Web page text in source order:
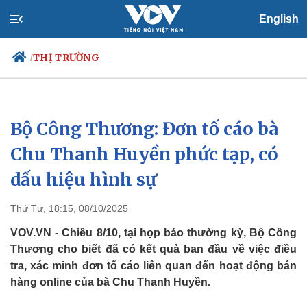
English
/THỊ TRƯỜNG
Chính trị
Đảng
Tổ chức nhân sự
Quốc hội
Nhận diện sự thật
Xã hội
Tin 24h
Dự báo thời tiết
Bộ Công Thương: Đơn tố cáo bà
Chu Thanh Huyền phức tạp, có
dấu hiệu hình sự
Thứ Tư, 18:15, 08/10/2025
VOV.VN - Chiều 8/10, tại họp báo thường kỳ, Bộ Công
Thương cho biết đã có kết quả ban đầu về việc điều
tra, xác minh đơn tố cáo liên quan đến hoạt động bán
hàng online của bà Chu Thanh Huyền.